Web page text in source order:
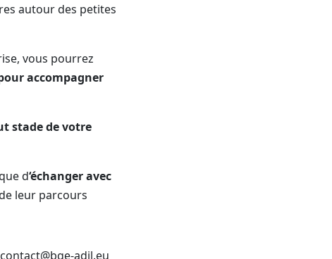
autour des petites
vous pourrez
accompagner
stade de votre
d‘échanger avec
leur parcours
adil.eu